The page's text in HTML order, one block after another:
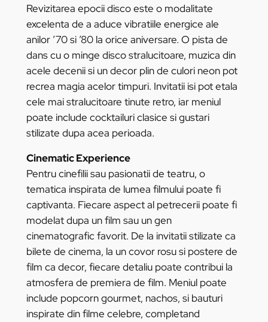
Revizitarea epocii disco este o modalitate
excelenta de a aduce vibratiile energice ale
anilor ’70 si ’80 la orice aniversare. O pista de
dans cu o minge disco stralucitoare, muzica din
acele decenii si un decor plin de culori neon pot
recrea magia acelor timpuri. Invitatii isi pot etala
cele mai stralucitoare tinute retro, iar meniul
poate include cocktailuri clasice si gustari
stilizate dupa acea perioada.
Cinematic Experience
Pentru cinefilii sau pasionatii de teatru, o
tematica inspirata de lumea filmului poate fi
captivanta. Fiecare aspect al petrecerii poate fi
modelat dupa un film sau un gen
cinematografic favorit. De la invitatii stilizate ca
bilete de cinema, la un covor rosu si postere de
film ca decor, fiecare detaliu poate contribui la
atmosfera de premiera de film. Meniul poate
include popcorn gourmet, nachos, si bauturi
inspirate din filme celebre, completand